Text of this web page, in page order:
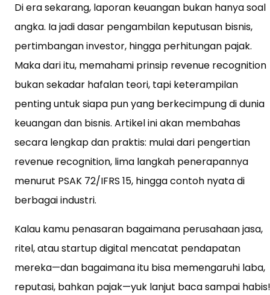
Di era sekarang, laporan keuangan bukan hanya soal
angka. Ia jadi dasar pengambilan keputusan bisnis,
pertimbangan investor, hingga perhitungan pajak.
Maka dari itu, memahami prinsip revenue recognition
bukan sekadar hafalan teori, tapi keterampilan
penting untuk siapa pun yang berkecimpung di dunia
keuangan dan bisnis. Artikel ini akan membahas
secara lengkap dan praktis: mulai dari pengertian
revenue recognition, lima langkah penerapannya
menurut PSAK 72/IFRS 15, hingga contoh nyata di
berbagai industri.
Kalau kamu penasaran bagaimana perusahaan jasa,
ritel, atau startup digital mencatat pendapatan
mereka—dan bagaimana itu bisa memengaruhi laba,
reputasi, bahkan pajak—yuk lanjut baca sampai habis!